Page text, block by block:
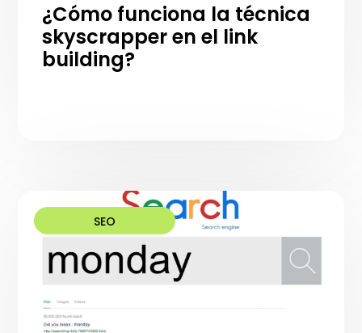
¿Cómo funciona la técnica
skyscrapper en el link
building?
SEO